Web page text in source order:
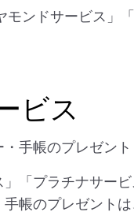
モンドサービス」
ビス
手帳のプレゼント
」「プラチナサー
帳のプレゼント